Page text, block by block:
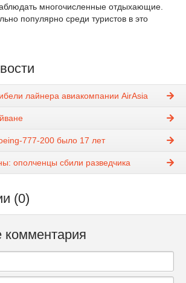
многочисленные отдыхающие.
популярно среди туристов в это
лайнера авиакомпании AirAsia
777-200 было 17 лет
ополченцы сбили разведчика
(0)
комментария